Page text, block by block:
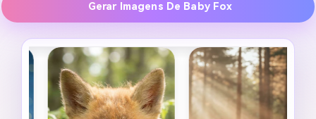
Gerar Imagens De Baby Fox